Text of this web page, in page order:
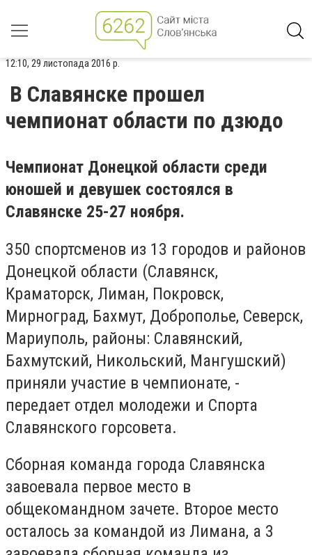
12:10, 29 листопада 2016 р.
В Славянске прошел
чемпионат области по дзюдо
Чемпионат Донецкой области среди
юношей и девушек состоялся в
Славянске 25-27 ноября.
350 спортсменов из 13 городов и районов
Донецкой области (Славянск,
Краматорск, Лиман, Покровск,
Мирноград, Бахмут, Доброполье, Северск,
Мариуполь, районы: Славянский,
Бахмутский, Никольский, Мангушский)
приняли участие в чемпионате, -
передает отдел молодежи и Спорта
Славянского горсовета.
Сборная команда города Славянска
завоевала первое место в
общекомандном зачете. Второе место
осталось за командой из Лимана, а 3